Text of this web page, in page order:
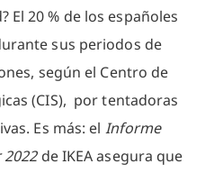
El 20 % de los españoles
sus periodos de
según el Centro de
(CIS), por tentadoras
Es más: el Informe
de IKEA asegura que